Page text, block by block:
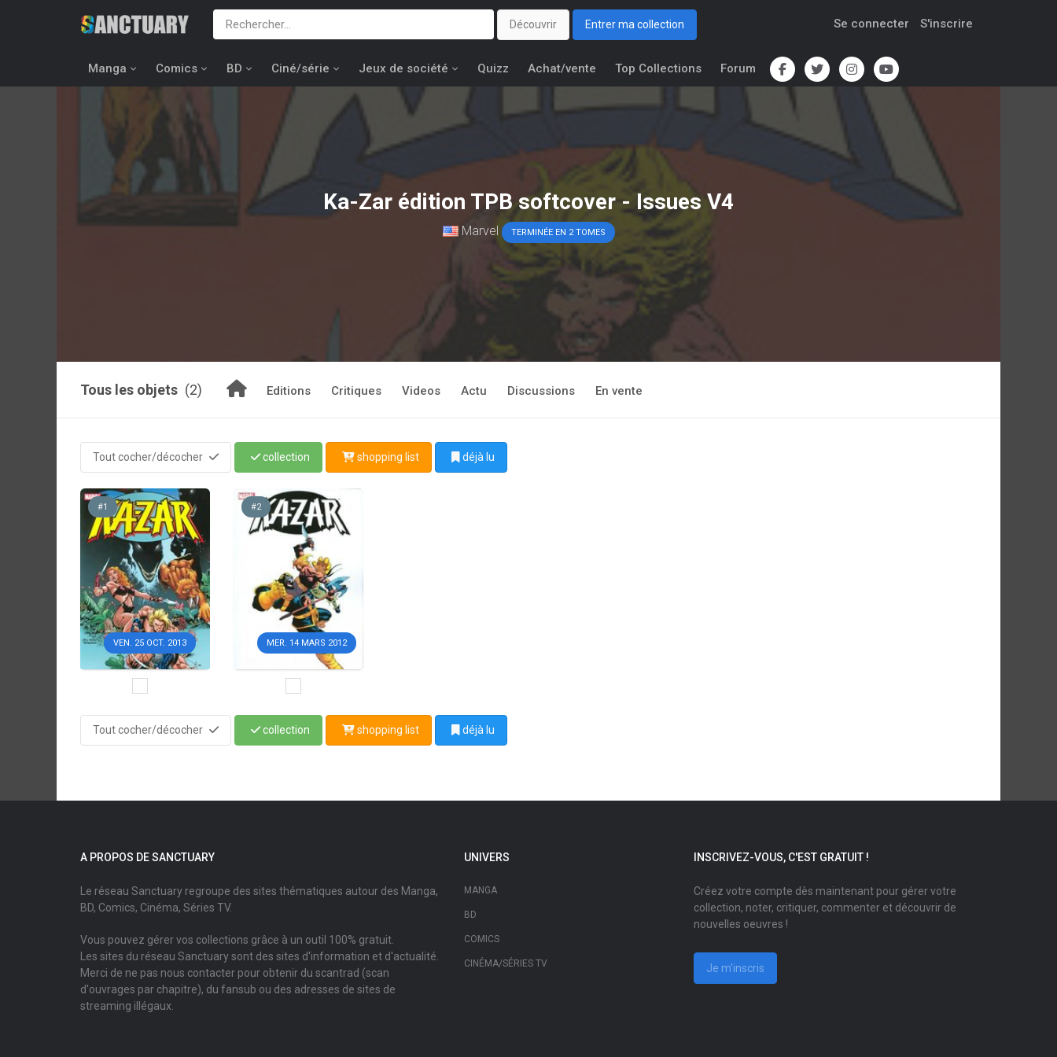
Découvrir Entrer ma collection Se connecter S'inscrire
Manga Comics BD Ciné/série Jeux de société Quizz Achat/vente Top Collections Forum
Ka-Zar édition TPB softcover - Issues V4
Marvel TERMINÉE EN 2 TOMES
Tous les objets (2) Editions Critiques Videos Actu Discussions En vente
Tout cocher/décocher collection shopping list déjà lu
VEN. 25 OCT. 2013
#1
MER. 14 MARS 2012
#2
Tout cocher/décocher collection shopping list déjà lu
A PROPOS DE SANCTUARY
Le réseau Sanctuary regroupe des sites thématiques autour des Manga,
BD, Comics, Cinéma, Séries TV.
Vous pouvez gérer vos collections grâce à un outil 100% gratuit.
Les sites du réseau Sanctuary sont des sites d'information et d'actualité.
Merci de ne pas nous contacter pour obtenir du scantrad (scan
d'ouvrages par chapitre), du fansub ou des adresses de sites de
streaming illégaux.
UNIVERS
MANGA
BD
COMICS
CINÉMA/SÉRIES TV
INSCRIVEZ-VOUS, C'EST GRATUIT !
Créez votre compte dès maintenant pour gérer votre
collection, noter, critiquer, commenter et découvrir de
nouvelles oeuvres !
Je m'inscris